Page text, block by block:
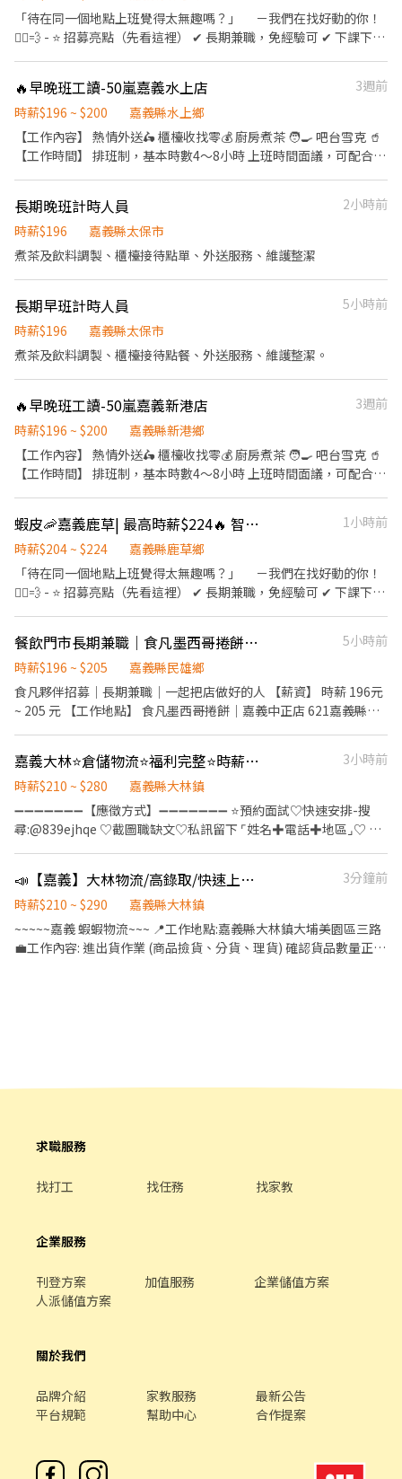
享勞保（一定有） ✅ 健保自行決定是否加保 ✅ 任職滿半年享端午 /
中秋獎金 ✅ 薪資匯款（無法領現） - 📍 參考門市地點 ＃實際會依門
市需求配合距離 10 公里內的門市 大林中興 - 智取店｜嘉義縣大林鎮
中興路73號1樓 - 📌 小提醒 每日皆有面試安排，實際缺額依門市狀
區域、店型 職缺詢問｜點擊連結加入官方賴
https://lin.ee/oF0vyAn (ID : @270jwauh) ▸ 加入後請傳送貼圖
才看到唷！
後請傳「姓名＋電話＋截圖職缺」 -- 電話未接請加入上方連結並留
言，訊息必回覆 其他地區職缺也歡迎詢問！ ❌絕無詐騙｜⭕️免費諮
「待在同一個地點上班覺得太無趣嗎？」 －我們在找好動的你！
🏃‍♀️💨 - ⭐ 招募亮點（先看這裡） ✔ 長期兼職，免經驗可 ✔ 下課下班
秋獎金 - 📦 工作內容 1️⃣ 包裹上架、裝箱、理貨、搬運、盤點 ▸ 請先
自行評估身體是否能搬重 2️⃣ 工作性質為多門市跑點，不需久待門
市，『著重於上架速度與準確度』 3️⃣ 設備維護與基本門市環境清潔
4️⃣ 必須有機車駕照及自備機車 5️⃣ 依門市需求配合支援距離 10 公里
班排班約2–6 小時 - 📌 實際排班依由 門市主管 排班 📌 須配合一周
至少給班4天(含假日) -💰 薪資福利 早班時薪 $204 （基本時薪
享勞保（一定有） ✅ 健保自行決定是否加保 ✅ 任職滿半年享端午 /
中秋獎金 ✅ 薪資匯款（無法領現） - 📍 參考門市地點 ＃實際會依門
市需求配合距離 10 公里內的門市(夜班16公里內) 朴子祥和 - 智取店
排，實際缺額依門市狀況調整，有興趣請按下【立即應徵】投遞履
歷，把握機會！ 🎈 其他區域、店型 職缺詢問｜點擊連結加入官方
賴 https://lin.ee/oF0vyAn (ID : @270jwauh) ▸ 加入後請傳送貼
圖才看到唷！
🔥早晚班工讀-50嵐嘉義水上店
3週前
時薪$196 ~ $200
嘉義縣水上鄉
【工作內容】 熱情外送🛵 櫃檯收找零💰 廚房煮茶 🧑‍🍳 吧台雪克 🥤
【工作時間】 排班制，基本時數4～8小時 上班時間面議，可配合課
退、免費員工飲品、生日禮金、三節禮金與中秋禮品、油資津貼、
打烊津貼、特休代金、尾牙
長期晚班計時人員
2小時前
時薪$196
嘉義縣太保市
煮茶及飲料調製、櫃檯接待點單、外送服務、維護整潔
長期早班計時人員
5小時前
時薪$196
嘉義縣太保市
煮茶及飲料調製、櫃檯接待點餐、外送服務、維護整潔。
🔥早晚班工讀-50嵐嘉義新港店
3週前
時薪$196 ~ $200
嘉義縣新港鄉
【工作內容】 熱情外送🛵 櫃檯收找零💰 廚房煮茶 🧑‍🍳 吧台雪克 🥤
【工作時間】 排班制，基本時數4～8小時 上班時間面議，可配合課
退、免費員工飲品、生日禮金、三節禮金與中秋禮品、油資津貼、
打烊津貼、特休代金、尾牙
蝦皮🦐嘉義鹿草| 最高時薪$224🔥 智取店 #蝦皮店到店 #免經驗可
1小時前
時薪$204 ~ $224
嘉義縣鹿草鄉
「待在同一個地點上班覺得太無趣嗎？」 －我們在找好動的你！
🏃‍♀️💨 - ⭐ 招募亮點（先看這裡） ✔ 長期兼職，免經驗可 ✔ 下課下班
秋獎金 - 📦 工作內容 1️⃣ 包裹上架、裝箱、理貨、搬運、盤點 ▸ 請先
自行評估身體是否能搬重 2️⃣ 工作性質為多門市跑點，不需久待門
市，『著重於上架速度與準確度』 3️⃣ 設備維護與基本門市環境清潔
4️⃣ 必須有機車駕照及自備機車，依門市需求配合支援距離 10 公里
班排班約2–6 小時 📌 實際排班依由 門市主管 排班 📌 須配合一周至
少給4天(至少1天為假日) -💰 薪資福利 早班時薪 $204 （基本時薪
勞保（一定有） ✅ 健保自行決定是否加保 ✅ 任職滿半年享端午 / 中
秋獎金 ✅ 薪資匯款（無法領現） - 📍 參考門市地點 ＃實際會依門市
需求配合距離 10 公里內的門市 鹿草鹿草 - 智取店｜嘉義縣鹿草鄉鹿
草路209號1樓 - 📌 小提醒 每日皆有面試安排，實際缺額依門市狀況
調整，有興趣請按下【立即應徵】投遞履歷，把握機會！ 🎈 其他區
域、店型 職缺詢問｜點擊連結加入官方賴
https://lin.ee/oF0vyAn (ID : @270jwauh) ▸ 加入後請主動傳送
訊息才看到唷！
餐飲門市長期兼職｜食凡墨西哥捲餅・嘉義中正店
5小時前
時薪$196 ~ $205
嘉義縣民雄鄉
食凡夥伴招募｜長期兼職｜一起把店做好的人 【薪資】 時薪 196元
~ 205 元 【工作地點】 食凡墨西哥捲餅｜嘉義中正店 621嘉義縣民
望找到可以穩定、長期配合的夥伴。 【關於食凡】 食凡是一間墨西
哥捲餅專賣店。 我們相信一件很簡單的事： 「新鮮，就是最好的調
怎麼準備食材、怎麼完成每一份餐點，也看得到我們對食材有沒有
解一間店是怎麼運作的。 一、顧客服務 接待顧客、介紹餐點、協助
點餐、結帳與出餐。 二、餐點製作 備料、烹飪、餐點製作、食材保
持穩定。 【這份工作真實的樣子】 尖峰時段會忙，也可能會遇到顧
而是願意先把問題處理好。 不懂的事情願意問，學會之後也願意幫
同，就把事情全部丟給別人。 老闆、店長與每一位夥伴都需要一起
熟，也會逐步接觸更多工作內容，學習如何讓門市運作得更順。
這間店。 你提出的問題，可能真的改變我們的流程。 你願意學會的
習，也希望和一群人一起把一間店越做越好，歡迎來認識食凡。 我
們希望找到的，不只是偶爾來幫忙的人，而是可以穩定合作、一起
嘉義大林⭐倉儲物流⭐福利完整⭐時薪210-280⭐運輸調度/理貨⭐蝦倉CC
3小時前
時薪$210 ~ $280
嘉義縣大林鎮
➖➖➖➖➖➖➖【應徵方式】➖➖➖➖➖➖➖ ⭐預約面試♡快速安排-搜
尋:@839ejhqe ♡截圖職缺文♡私訊留下 ⌜姓名✚電話✚地區⌟♡ ⭐
具年終獎金及年度調薪機會 ✅ 提供現場實習與完整工作訓練 ✅ 適合
具溝通協調及問題處理能力者 📍【工作地點】 嘉義縣大林鎮大埔美
園區三路000號 🚛【運輸調度專員】 ⏰ 工作時間 早班｜08:30－
17:30 夜班｜00:00－09:00 💼 工作內容 物流士管理及碼頭業務協助
監控運輸車趟進度 處理運輸異常事件 系統設定及相關操作 統整、記
任務。 💰【薪資待遇】 時薪 $210～$280 ※ 實際薪資依職務、班
效評估
📣【嘉義】大林物流/高錄取/快速上工/班別任選！最高290時薪
3分鐘前
時薪$210 ~ $290
嘉義縣大林鎮
~~~~~嘉義 蝦蝦物流~~~ 📍工作地點:嘉義縣大林鎮大埔美園區三路
💼工作內容: 進出貨作業 (商品撿貨、分貨、理貨) 確認貨品數量正確
一)時薪200元 檔期津貼+20 =220上班時間▶️20:00~00:00 🔽🔽如何
應徵?🔽🔽🔽 應徵方式👉趕快點連結留言報名喔！
下 ⌜姓名✚電話 指名安小姐
求職服務
找打工 找任務 找家教
企業服務
刊登方案 加值服務
企業儲值方案
人派儲值方案
關於我們
品牌介紹 家教服務
最新公告
平台規範
幫助中心 合作提案